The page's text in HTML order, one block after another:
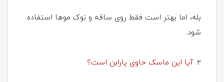
بله، اما بهتر است فقط روی ساقه و نوک موها استفاده
شود.
2. آیا این ماسک حاوی پارابن است؟